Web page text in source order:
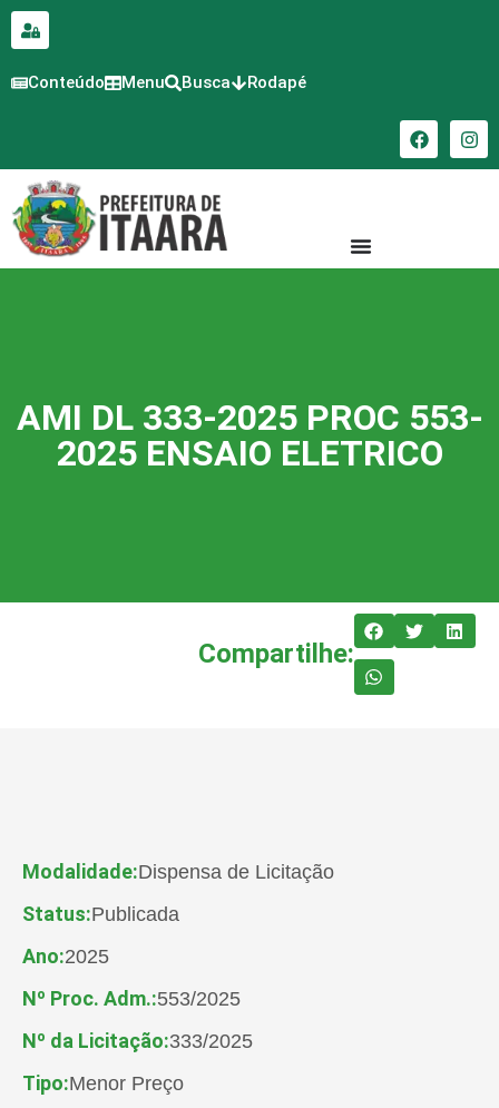
conteúdo
Conteúdo Menu Busca Rodapé
AMI DL 333-2025 PROC 553-
2025 ENSAIO ELETRICO
Compartilhe:
Modalidade:Dispensa de Licitação
Status:Publicada
Ano:2025
Nº Proc. Adm.:553/2025
Nº da Licitação:333/2025
Tipo:Menor Preço